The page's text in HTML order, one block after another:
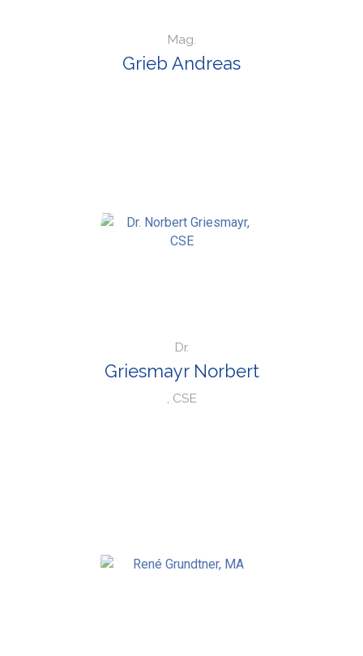
Mag.
Grieb Andreas
Dr.
Griesmayr Norbert
, CSE